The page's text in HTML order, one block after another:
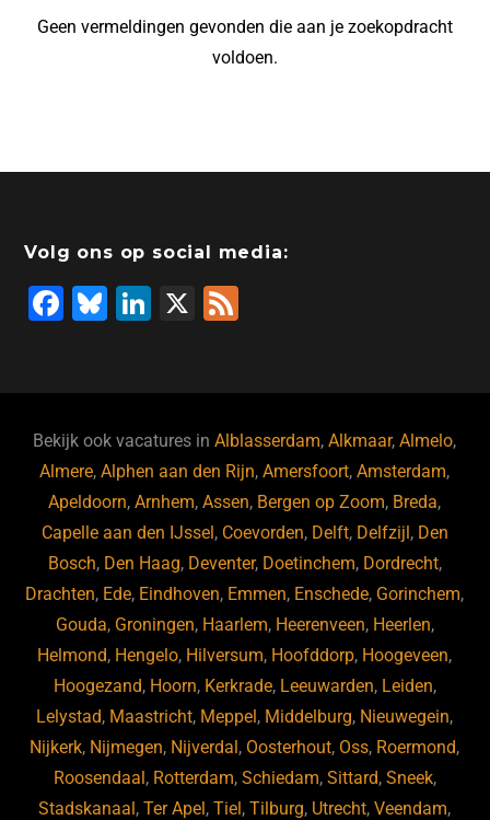
Geen vermeldingen gevonden die aan je zoekopdracht
voldoen.
Volg ons op social media:
F
b
o
o
k
Bl
ky
Li
dI
n
X
Bekijk ook vacatures inAlblasserdam,Alkmaar,Almelo,
Almere,Alphen aan den Rijn,Amersfoort,Amsterdam,
Apeldoorn,Arnhem,Assen, Bergen op Zoom, Breda,
Capelle aan den IJssel , Coevorden, Delft, Delfzijl , Den
Bosch, Den Haag, Deventer, Doetinchem, Dordrecht,
Drachten, Ede, Eindhoven, Emmen, Enschede, Gorinchem,
Gouda, Groningen, Haarlem, Heerenveen, Heerlen,
Helmond, Hengelo, Hilversum, Hoofddorp, Hoogeveen,
Hoogezand, Hoorn, Kerkrade, Leeuwarden, Leiden,
Lelystad, Maastricht, Meppel , Middelburg, Nieuwegein,
Nijkerk, Nijmegen, Nijverdal , Oosterhout, Oss, Roermond,
Roosendaal , Rotterdam, Schiedam, Sittard, Sneek,
Stadskanaal ,Ter Apel ,Tiel ,Tilburg, Utrecht,Veendam,